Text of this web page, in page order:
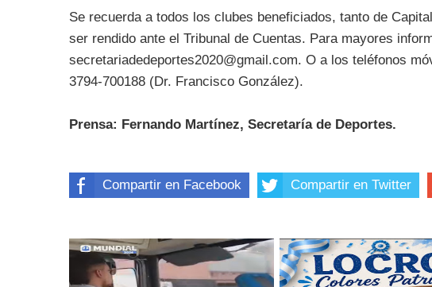
Se recuerda a todos los clubes beneficiados, tanto de
ser rendido ante el Tribunal de Cuentas. Para mayores
secretariadedeportes2020@gmail.com. O a los teléfonos
3794-700188 (Dr. Francisco González).
Prensa: Fernando Martínez, Secretaría de Deportes.
Compartir en Facebook Compartir en Twitter